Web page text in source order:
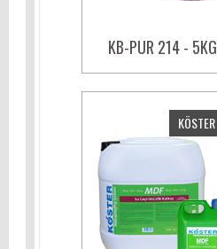
KB-PUR 214 - 5KG
KÖSTER